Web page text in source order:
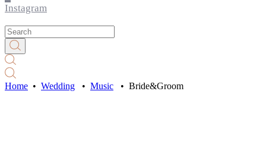
Instagram
Home • Wedding • Music • Bride&Groom